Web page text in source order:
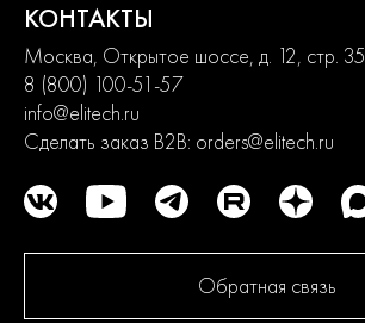
КОНТАКТЫ
Москва, Открытое шоссе, д. 12, стр. 35
8 (800) 100-51-57
info@elitech.ru
Сделать заказ B2B: orders@elitech.ru
Обратная связь